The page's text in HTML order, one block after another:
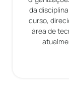
da
curso,
área de